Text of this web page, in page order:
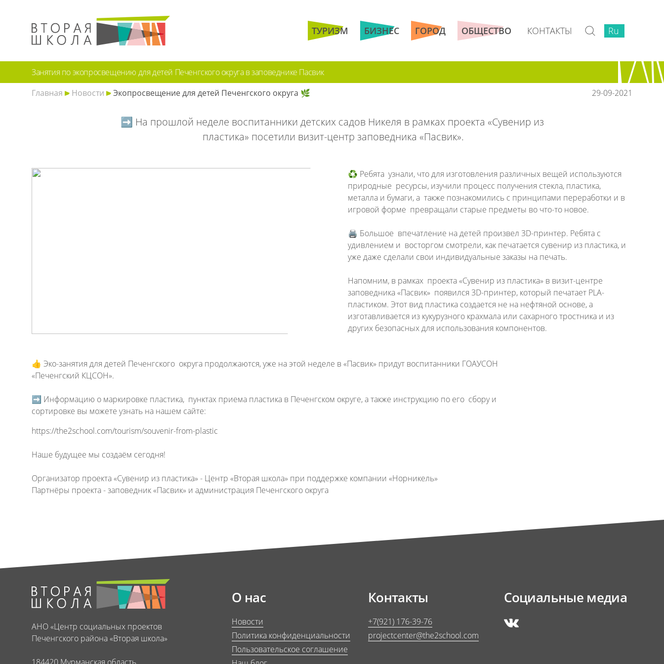
ТУРИЗМ БИЗНЕС ГОРОД ОБЩЕСТВО КОНТАКТЫ Ru
Ru
Занятия по экопросвещению для детей Печенгского округа в заповеднике Пасвик
Главная
Новости Экопросвещение для детей Печенгского округа 🌿 29-09-2021
➡️ На прошлой неделе воспитанники детских садов Никеля в рамках проекта «Сувенир из
пластика» посетили визит-центр заповедника «Пасвик».
♻️ Ребята узнали, что для изготовления различных вещей используются
природные ресурсы, изучили процесс получения стекла, пластика,
металла и бумаги, а также познакомились с принципами переработки и в
игровой форме превращали старые предметы во что-то новое.
🖨 Большое впечатление на детей произвел 3D-принтер. Ребята с
удивлением и восторгом смотрели, как печатается сувенир из пластика, и
уже даже сделали свои индивидуальные заказы на печать.
Напомним, в рамках проекта «Сувенир из пластика» в визит-центре
заповедника «Пасвик» появился 3D-принтер, который печатает PLA-
пластиком. Этот вид пластика создается не на нефтяной основе, а
изготавливается из кукурузного крахмала или сахарного тростника и из
других безопасных для использования компонентов.
👍 Эко-занятия для детей Печенгского округа продолжаются, уже на этой неделе в «Пасвик» придут воспитанники ГОАУСОН
«Печенгский КЦСОН».
➡ Информацию о маркировке пластика, пунктах приема пластика в Печенгском округе, а также инструкцию по его сбору и
сортировке вы можете узнать на нашем сайте:
https://the2school.com/tourism/souvenir-from-plastic
Наше будущее мы создаём сегодня!
Организатор проекта «Сувенир из пластика» - Центр «Вторая школа» при поддержке компании «Норникель»
Партнёры проекта - заповедник «Пасвик» и администрация Печенгского округа
АНО «Центр социальных проектов
Печенгского района «Вторая школа»
О нас
Новости
Политика конфиденциальности
Пользовательское соглашение
Контакты
+7(921) 176-39-76
projectcenter@the2school.com
Социальные медиа